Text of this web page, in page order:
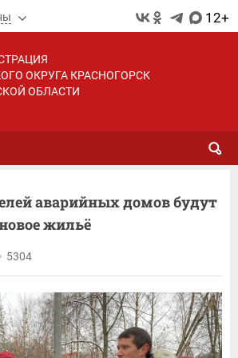
12+
ОКРУГА КРАСНОГОРСК
ОБЛАСТИ
аварийных домов будут
жильё
5304